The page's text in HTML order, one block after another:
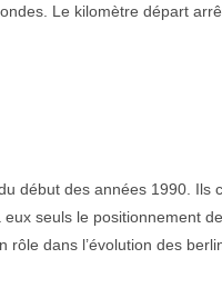
Le kilomètre départ
début des années 1990. Ils
seuls le positionnement
dans l’évolution des